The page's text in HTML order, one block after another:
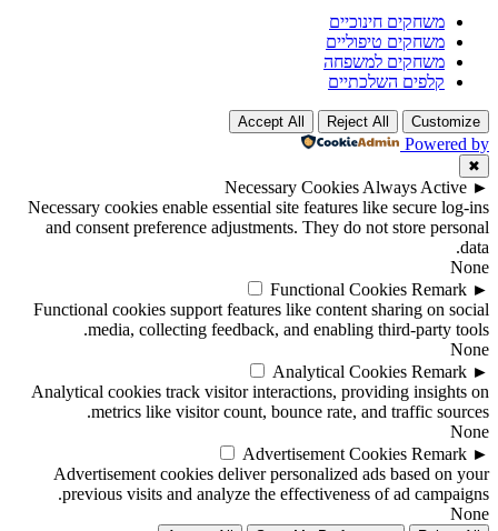
משחקים חינוכיים
משחקים טיפוליים
משחקים למשפחה
קלפים השלכתיים
Customize
Reject All
Accept All
Powered by
✖
►
Necessary Cookies Always Active
Necessary cookies enable essential site features like secure log-ins
and consent preference adjustments. They do not store personal
data.
None
►
Functional Cookies Remark
Functional cookies support features like content sharing on social
media, collecting feedback, and enabling third-party tools.
None
►
Analytical Cookies Remark
Analytical cookies track visitor interactions, providing insights on
metrics like visitor count, bounce rate, and traffic sources.
None
►
Advertisement Cookies Remark
Advertisement cookies deliver personalized ads based on your
previous visits and analyze the effectiveness of ad campaigns.
None